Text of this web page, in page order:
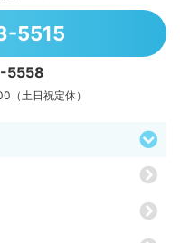
5515
5558
（土日祝定休）